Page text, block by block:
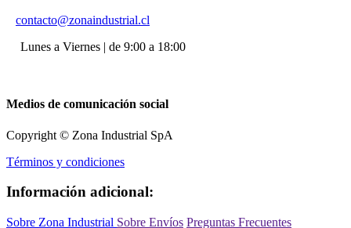
contacto@zonaindustrial.cl
Lunes a Viernes | de 9:00 a 18:00
Medios de comunicación social
Copyright © Zona Industrial SpA
Términos y condiciones
Información adicional:
Sobre Zona Industrial Sobre Envíos Preguntas Frecuentes